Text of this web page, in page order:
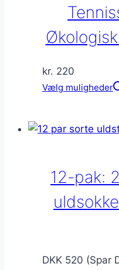
kr. 220
Vælg muligheder
12-pak:
DKK 520 (Spar